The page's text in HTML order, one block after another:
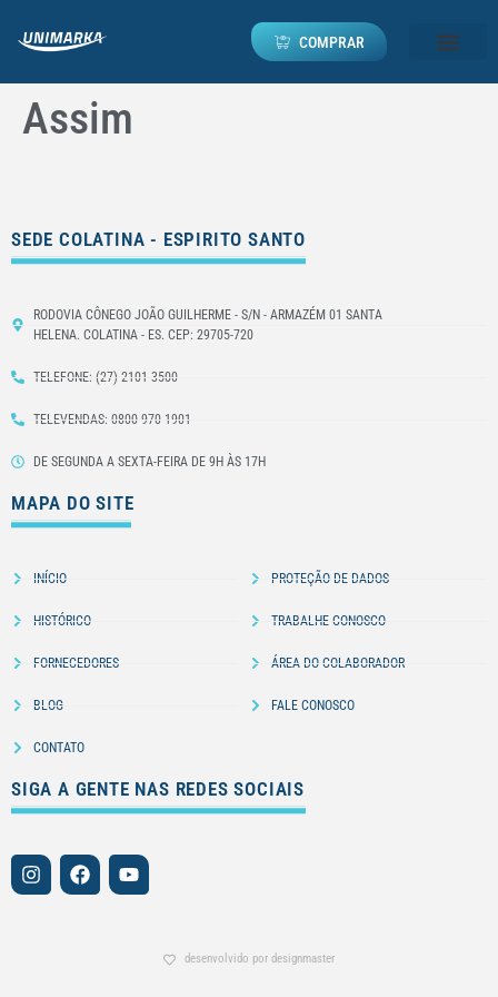
COMPRAR
Assim
SEDE COLATINA - ESPIRITO SANTO
RODOVIA CÔNEGO JOÃO GUILHERME - S/N - ARMAZÉM 01 SANTA
HELENA. COLATINA - ES. CEP: 29705-720
TELEFONE: (27) 2101-3500
TELEVENDAS: 0800 970 1901
DE SEGUNDA A SEXTA-FEIRA DE 9H ÀS 17H
MAPA DO SITE
INÍCIO
HISTÓRICO
FORNECEDORES
BLOG
CONTATO
PROTEÇÃO DE DADOS
TRABALHE CONOSCO
ÁREA DO COLABORADOR
FALE CONOSCO
SIGA A GENTE NAS REDES SOCIAIS
desenvolvido por designmaster